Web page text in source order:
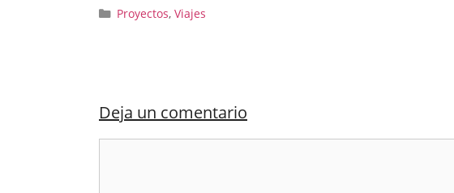
Categorías
Proyectos, Viajes
Deja un comentario